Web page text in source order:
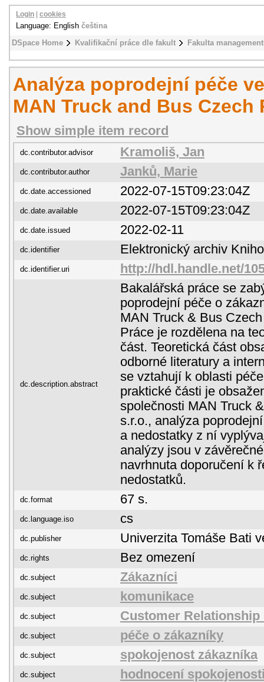
DSpace Home Kvalifikační práce dle fakult Fakulta
Login cookies
Language: English čeština
Analýza poprodejní péče
MAN Truck and Bus Czech
Show simple item record
dc.contributor.advisor Kramoliš, Jan
dc.contributor.author Janků, Marie
dc.date.accessioned 2022-07-15T09:23:04Z
dc.date.available 2022-07-15T09:23:04Z
dc.date.issued 2022-02-11
dc.identifier Elektronický archiv
dc.identifier.uri http://hdl.handle.net/
dc.description.abstract
Bakalářská práce se
poprodejní péče o
MAN Truck & Bus
Práce je rozdělena na
část. Teoretická část
odborné literatury a
se vztahují k oblasti
praktické části je
společnosti MAN Truck
s.r.o., analýza
a nedostatky z ní
analýzy jsou v
navrhnuta doporučení k
nedostatků.
dc.format 67 s.
dc.language.iso cs
dc.publisher Univerzita Tomáše Bati
dc.rights Bez omezení
dc.subject Zákazníci
dc.subject komunikace
dc.subject Customer Relationship
dc.subject péče o zákazníky
dc.subject spokojenost zákazníka
dc.subject hodnocení